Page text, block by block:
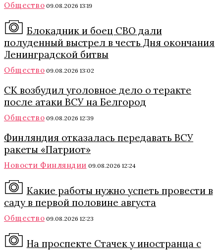
Общество 09.08.2026 13:19
Блокадник и боец СВО дали
полуденный выстрел в честь Дня окончания
Ленинградской битвы
Общество 09.08.2026 13:02
СК возбудил уголовное дело о теракте
после атаки ВСУ на Белгород
Общество 09.08.2026 12:39
Финляндия отказалась передавать ВСУ
ракеты «Патриот»
Новости Финляндии 09.08.2026 12:24
Какие работы нужно успеть провести в
саду в первой половине августа
Общество 09.08.2026 12:23
На проспекте Стачек у иностранца с